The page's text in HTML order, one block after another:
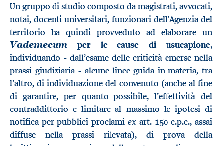
Un gruppo di studio composto da magistrati, avvocati,
notai, docenti universitari, funzionari dell’Agenzia del
territorio ha quindi provveduto ad elaborare un
Vademecum per le cause di usucapione,
individuando - dall’esame delle criticità emerse nella
prassi giudiziaria - alcune linee guida in materia, tra
l’altro, di individuazione del convenuto (anche al fine
di garantire, per quanto possibile, l’effettività del
contraddittorio e limitare al massimo le ipotesi di
notifica per pubblici proclami ex art. 150 c.p.c., assai
diffuse nella prassi rilevata), di prova della